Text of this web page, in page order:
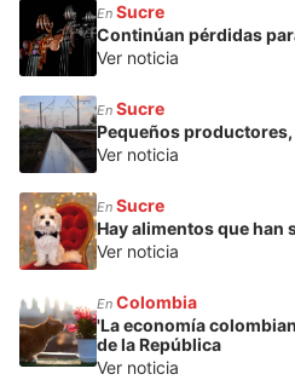
En Sucre
Continúan pérdidas
Ver noticia
En Sucre
Pequeños
Ver noticia
En Sucre
Hay alimentos que han
Ver noticia
En Colombia
'La economía
de la República
Ver noticia